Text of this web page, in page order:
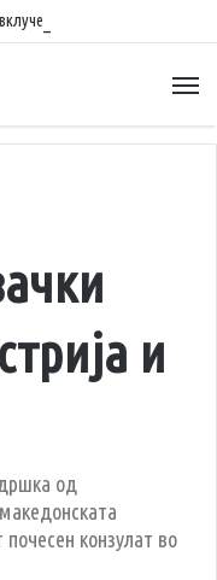
вентилатор?
и
од
конзулат во